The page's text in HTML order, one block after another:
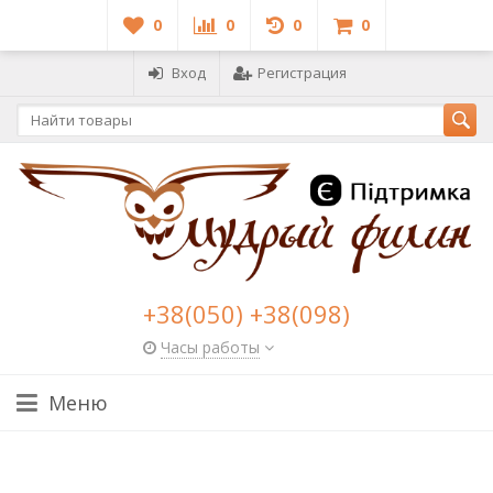
0 0 0 0
Вход Регистрация
+38(050) +38(098)
Часы работы
Меню